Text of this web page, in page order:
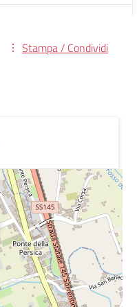
Stampa / Condividi